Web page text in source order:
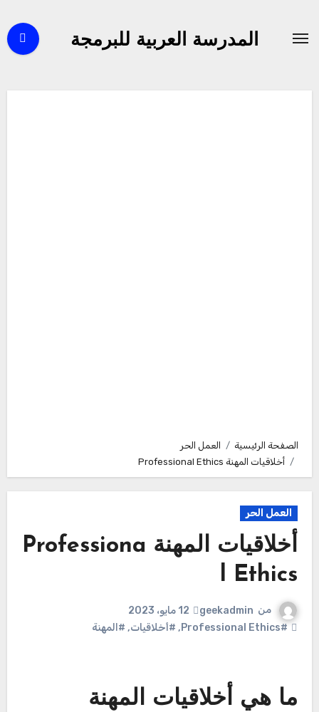
المدرسة العربية للبرمجة
الصفحة الرئيسية
العمل الحر
أخلاقيات المهنة Professional Ethics
العمل الحر
أخلاقيات المهنة Professiona
l Ethics
من geekadmin
12 مايو، 2023
#Professional Ethics
, #أخلاقيات, #المهنة
ما هي أخلاقيات المهنة